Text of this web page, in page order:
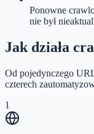
Ponowne
nie był
Jak działa
Od pojedynczego
czterech
1